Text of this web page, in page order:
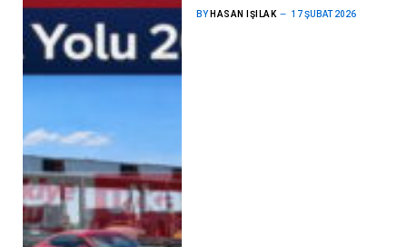
BY HASAN IŞILAK 17 ŞUBAT 2026